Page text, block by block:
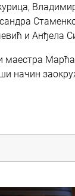
и Анђела
маестра
начин